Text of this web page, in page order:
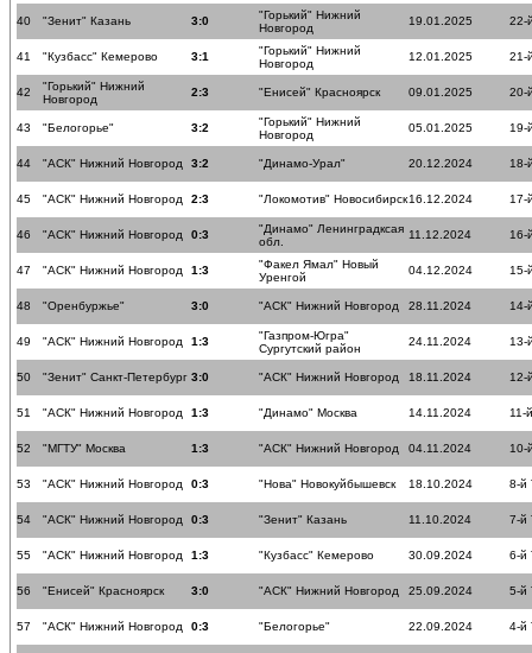
40 "Зенит" Казань 3:0
"Горький" Нижний
Новгород
19.01.2025 22-
41 "Кузбасс" Кемерово 3:1
"Горький" Нижний
Новгород
12.01.2025 21-
42
"Горький" Нижний
Новгород
2:3 "Енисей" Красноярск 09.01.2025 20-
43 "Белогорье" 3:2
"Горький" Нижний
Новгород
05.01.2025 19-
44 "АСК" Нижний Новгород 3:2 "Динамо-Урал" 20.12.2024 18-
45 "АСК" Нижний Новгород 2:3 "Локомотив" Новосибирск16.12.2024 17-
46 "АСК" Нижний Новгород 0:3
"Динамо" Ленинградксая
обл.
11.12.2024 16-
47 "АСК" Нижний Новгород 1:3
"Факел Ямал" Новый
Уренгой
04.12.2024 15-
48 "Оренбуржье" 3:0 "АСК" Нижний Новгород 28.11.2024 14-
49 "АСК" Нижний Новгород 1:3
"Газпром-Югра"
Сургутский район
24.11.2024 13-
50 "Зенит" Санкт-Петербург 3:0 "АСК" Нижний Новгород 18.11.2024 12-
51 "АСК" Нижний Новгород 1:3 "Динамо" Москва 14.11.2024 11-
52 "МГТУ" Москва 1:3 "АСК" Нижний Новгород 04.11.2024 10-
53 "АСК" Нижний Новгород 0:3 "Нова" Новокуйбышевск 18.10.2024 8-й
54 "АСК" Нижний Новгород 0:3 "Зенит" Казань 11.10.2024 7-й
55 "АСК" Нижний Новгород 1:3 "Кузбасс" Кемерово 30.09.2024 6-й
56 "Енисей" Красноярск 3:0 "АСК" Нижний Новгород 25.09.2024 5-й
57 "АСК" Нижний Новгород 0:3 "Белогорье" 22.09.2024 4-й